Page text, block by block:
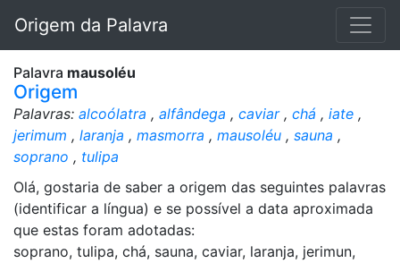
Origem da Palavra
Palavra mausoléu
Origem
Palavras: alcoólatra , alfândega , caviar, chá , iate ,
jerimum , laranja , masmorra , mausoléu , sauna ,
soprano , tulipa
Olá, gostaria de saber a origem das seguintes palavras
(identificar a língua) e se possível a data aproximada
que estas foram adotadas:
soprano, tulipa, chá, sauna, caviar, laranja, jerimun,